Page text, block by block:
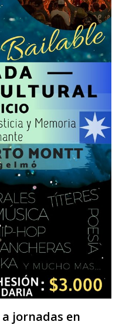
jornadas en